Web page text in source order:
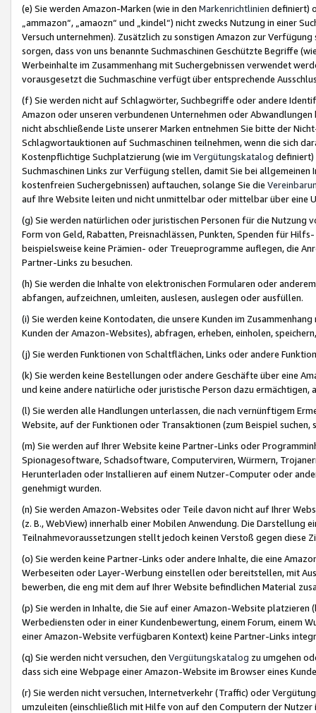
(e) Sie werden Amazon-Marken (wie in den Markenrichtlinien definiert)
„ammazon“, „amaozn“ und „kindel“) nicht zwecks Nutzung in einer
Versuch unternehmen). Zusätzlich zu sonstigen Amazon zur
sorgen, dass von uns benannte Suchmaschinen Geschützte Begriffe
Werbeinhalte im Zusammenhang mit Suchergebnissen verwendet
vorausgesetzt die Suchmaschine verfügt über entsprechende
(f) Sie werden nicht auf Schlagwörter, Suchbegriffe oder andere
Amazon oder unseren verbundenen Unternehmen oder
nicht abschließende Liste unserer Marken entnehmen Sie bitte der
Schlagwortauktionen auf Suchmaschinen teilnehmen, wenn die sich
Kostenpflichtige Suchplatzierung (wie im Vergütungskatalog definiert)
Suchmaschinen Links zur Verfügung stellen, damit Sie bei
kostenfreien Suchergebnissen) auftauchen, solange Sie die
auf Ihre Website leiten und nicht unmittelbar oder mittelbar über eine
(g) Sie werden natürlichen oder juristischen Personen für die Nutzung
Form von Geld, Rabatten, Preisnachlässen, Punkten, Spenden für
beispielsweise keine Prämien- oder Treueprogramme auflegen, die
Partner-Links zu besuchen.
(h) Sie werden die Inhalte von elektronischen Formularen oder
abfangen, aufzeichnen, umleiten, auslesen, auslegen oder ausfüllen.
(i) Sie werden keine Kontodaten, die unsere Kunden im
Kunden der Amazon-Websites), abfragen, erheben, einholen,
(j) Sie werden Funktionen von Schaltflächen, Links oder andere
(k) Sie werden keine Bestellungen oder andere Geschäfte über eine
und keine andere natürliche oder juristische Person dazu
(l) Sie werden alle Handlungen unterlassen, die nach vernünftigem
Website, auf der Funktionen oder Transaktionen (zum Beispiel
(m) Sie werden auf Ihrer Website keine Partner-Links oder
Spionagesoftware, Schadsoftware, Computerviren, Würmern,
Herunterladen oder Installieren auf einem Nutzer-Computer oder
genehmigt wurden.
(n) Sie werden Amazon-Websites oder Teile davon nicht auf Ihrer
(z. B., WebView) innerhalb einer Mobilen Anwendung. Die Darstellung
Teilnahmevoraussetzungen stellt jedoch keinen Verstoß gegen diese
(o) Sie werden keine Partner-Links oder andere Inhalte, die eine
Werbeseiten oder Layer-Werbung einstellen oder bereitstellen, mit
bewerben, die eng mit dem auf Ihrer Website befindlichen Material
(p) Sie werden in Inhalte, die Sie auf einer Amazon-Website
Werbediensten oder in einer Kundenbewertung, einem Forum, einem
einer Amazon-Website verfügbaren Kontext) keine Partner-Links
(q) Sie werden nicht versuchen, den Vergütungskatalog zu umgehen
dass sich eine Webpage einer Amazon-Website im Browser eines
(r) Sie werden nicht versuchen, Internetverkehr (Traffic) oder
umzuleiten (einschließlich mit Hilfe von auf den Computern der